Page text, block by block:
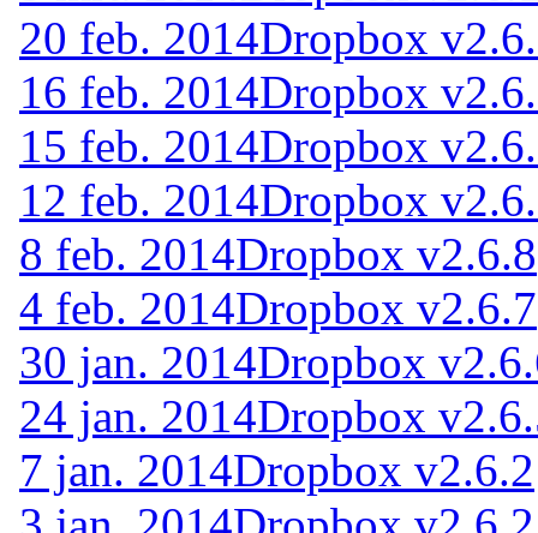
20 feb. 2014Dropbox
16 feb. 2014Dropbox
15 feb. 2014Dropbox
12 feb. 2014Dropbox
8 feb. 2014Dropbox v2.6.8
4 feb. 2014Dropbox v2.6.7
30 jan. 2014Dropbox
24 jan. 2014Dropbox
7 jan. 2014Dropbox v2.6.2